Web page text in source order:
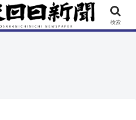
連載 街ネタ イベント
検索